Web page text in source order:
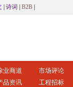
诗词 B2B
业商道
市场评论
品资讯
工程招标